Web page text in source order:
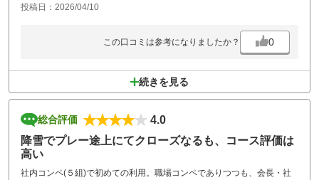
投稿日：2026/04/10
この口コミは参考になりましたか？ 0
続きを見る
総合評価
4.0
降雪でプレー途上にてクローズなるも、コース評価は
高い
社内コンペ(５組)で初めての利用。職場コンペでありつつも、会長・社